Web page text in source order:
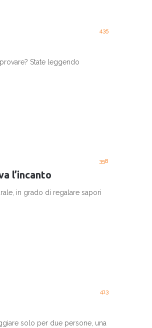
435
State leggendo
358
l’incanto
in grado di regalare sapori
413
solo per due persone, una